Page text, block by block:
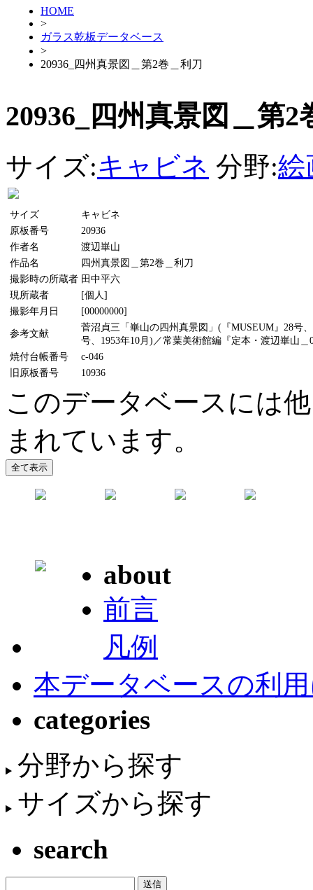
HOME
>
ガラス乾板データベース
>
20936_四州真景図＿第2巻＿利刀
20936_四州真景図＿第2
サイズ:キャビネ 分野:絵
サイズ
キャビネ
原板番号
20936
作者名
渡辺崋山
作品名
四州真景図＿第2巻＿利刀
撮影時の所蔵者 田中平六
現所蔵者
[個人]
撮影年月日
[00000000]
参考文献
菅沼貞三「崋山の四州真景図」(『MUSEUM』28号
号、1953年10月)／常葉美術館編『定本・渡辺崋山
焼付台帳番号
c-046
旧原板番号
10936
このデータベースには
まれています。
about
前言
凡例
本データベースの利
categories
分野から探す
サイズから探す
search